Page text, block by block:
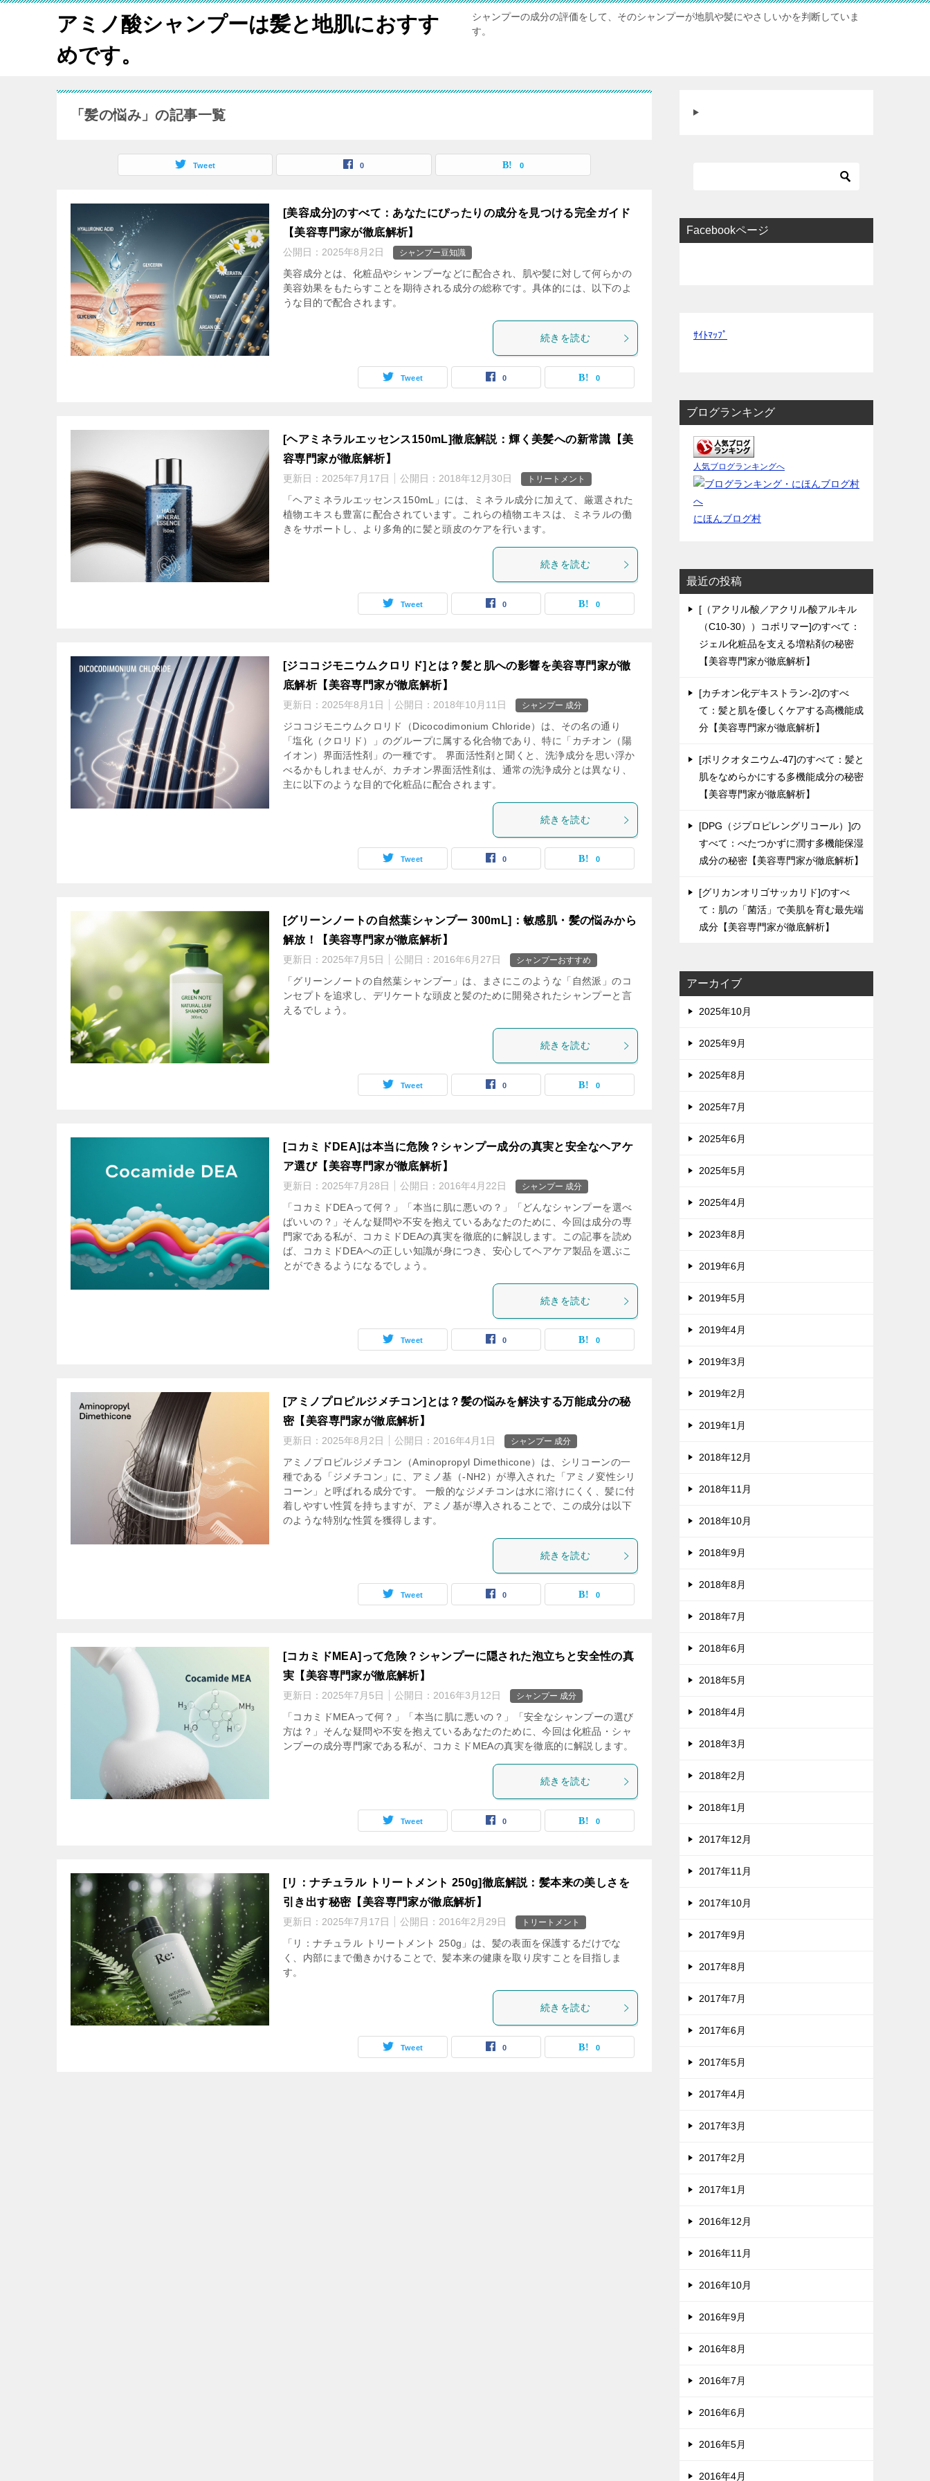
アミノ酸シャンプーは髪と地肌におすす
めです。
シャンプーの成分の評価をして、そのシャンプーが地肌や髪にやさしいかを判断していま
す。
「髪の悩み」の記事一覧
Tweet 0 0
[美容成分]のすべて：あなたにぴったりの成分を見つける完全ガイド
【美容専門家が徹底解析】
公開日： 2025年8月2日 シャンプー豆知識
美容成分とは、化粧品やシャンプーなどに配合され、肌や髪に対して何らかの
美容効果をもたらすことを期待される成分の総称です。具体的には、以下のよ
うな目的で配合されます。
続きを読む
Tweet 0 0
[ヘアミネラルエッセンス150mL]徹底解説：輝く美髪への新常識【美
容専門家が徹底解析】
更新日： 2025年7月17日 公開日： 2018年12月30日 トリートメント
「ヘアミネラルエッセンス150mL」には、ミネラル成分に加えて、厳選された
植物エキスも豊富に配合されています。これらの植物エキスは、ミネラルの働
きをサポートし、より多角的に髪と頭皮のケアを行います。
続きを読む
Tweet 0 0
[ジココジモニウムクロリド]とは？髪と肌への影響を美容専門家が徹
底解析【美容専門家が徹底解析】
更新日： 2025年8月1日 公開日： 2018年10月11日 シャンプー 成分
ジココジモニウムクロリド（Dicocodimonium Chloride）は、その名の通り
「塩化（クロリド）」のグループに属する化合物であり、特に「カチオン（陽
イオン）界面活性剤」の一種です。 界面活性剤と聞くと、洗浄成分を思い浮か
べるかもしれませんが、カチオン界面活性剤は、通常の洗浄成分とは異なり、
主に以下のような目的で化粧品に配合されます。
続きを読む
Tweet 0 0
[グリーンノートの自然葉シャンプー 300mL]：敏感肌・髪の悩みから
解放！【美容専門家が徹底解析】
更新日： 2025年7月5日 公開日： 2016年6月27日 シャンプーおすすめ
「グリーンノートの自然葉シャンプー」は、まさにこのような「自然派」のコ
ンセプトを追求し、デリケートな頭皮と髪のために開発されたシャンプーと言
えるでしょう。
続きを読む
Tweet 0 0
[コカミドDEA]は本当に危険？シャンプー成分の真実と安全なヘアケ
ア選び【美容専門家が徹底解析】
更新日： 2025年7月28日 公開日： 2016年4月22日 シャンプー 成分
「コカミドDEAって何？」「本当に肌に悪いの？」「どんなシャンプーを選べ
ばいいの？」そんな疑問や不安を抱えているあなたのために、今回は成分の専
門家である私が、コカミドDEAの真実を徹底的に解説します。この記事を読め
ば、コカミドDEAへの正しい知識が身につき、安心してヘアケア製品を選ぶこ
とができるようになるでしょう。
続きを読む
Tweet 0 0
[アミノプロピルジメチコン]とは？髪の悩みを解決する万能成分の秘
密【美容専門家が徹底解析】
更新日： 2025年8月2日 公開日： 2016年4月1日 シャンプー 成分
アミノプロピルジメチコン（Aminopropyl Dimethicone）は、シリコーンの一
種である「ジメチコン」に、アミノ基（-NH2）が導入された「アミノ変性シリ
コーン」と呼ばれる成分です。 一般的なジメチコンは水に溶けにくく、髪に付
着しやすい性質を持ちますが、アミノ基が導入されることで、この成分は以下
のような特別な性質を獲得します。
続きを読む
Tweet 0 0
[コカミドMEA]って危険？シャンプーに隠された泡立ちと安全性の真
実【美容専門家が徹底解析】
更新日： 2025年7月5日 公開日： 2016年3月12日 シャンプー 成分
「コカミドMEAって何？」「本当に肌に悪いの？」「安全なシャンプーの選び
方は？」そんな疑問や不安を抱えているあなたのために、今回は化粧品・シャ
ンプーの成分専門家である私が、コカミドMEAの真実を徹底的に解説します。
続きを読む
Tweet 0 0
[リ：ナチュラル トリートメント 250g]徹底解説：髪本来の美しさを
引き出す秘密【美容専門家が徹底解析】
更新日： 2025年7月17日 公開日： 2016年2月29日 トリートメント
「リ：ナチュラル トリートメント 250g」は、髪の表面を保護するだけでな
く、内部にまで働きかけることで、髪本来の健康を取り戻すことを目指しま
す。
続きを読む
Tweet 0 0
Facebookページ
ｻｲﾄﾏｯﾌﾟ
ブログランキング
人気ブログランキングへ
にほんブログ村
最近の投稿
[（アクリル酸／アクリル酸アルキル
（C10-30））コポリマー]のすべて：
ジェル化粧品を支える増粘剤の秘密
【美容専門家が徹底解析】
[カチオン化デキストラン-2]のすべ
て：髪と肌を優しくケアする高機能成
分【美容専門家が徹底解析】
[ポリクオタニウム-47]のすべて：髪と
肌をなめらかにする多機能成分の秘密
【美容専門家が徹底解析】
[DPG（ジプロピレングリコール）]の
すべて：べたつかずに潤す多機能保湿
成分の秘密【美容専門家が徹底解析】
[グリカンオリゴサッカリド]のすべ
て：肌の「菌活」で美肌を育む最先端
成分【美容専門家が徹底解析】
アーカイブ
2025年10月
2025年9月
2025年8月
2025年7月
2025年6月
2025年5月
2025年4月
2023年8月
2019年6月
2019年5月
2019年4月
2019年3月
2019年2月
2019年1月
2018年12月
2018年11月
2018年10月
2018年9月
2018年8月
2018年7月
2018年6月
2018年5月
2018年4月
2018年3月
2018年2月
2018年1月
2017年12月
2017年11月
2017年10月
2017年9月
2017年8月
2017年7月
2017年6月
2017年5月
2017年4月
2017年3月
2017年2月
2017年1月
2016年12月
2016年11月
2016年10月
2016年9月
2016年8月
2016年7月
2016年6月
2016年5月
2016年4月